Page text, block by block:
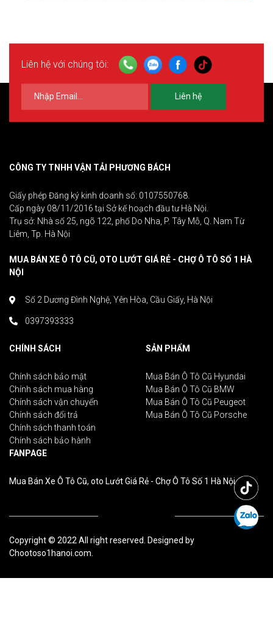
Liên hệ với chúng tôi:
Liên hệ
CÔNG TY TNHH VẬN TẢI PHƯƠNG BÁCH
Giấy phép Đăng ký kinh doanh số: 0107550768.
Cấp ngày 08/11/2016 tại Sở kế hoạch đầu tư Hà Nội.
Trụ sở: Nhà số 25, ngõ 122, phố Do Nha, P. Tây Mỗ, Q. Nam Từ
Liêm, Tp. Hà Nội
MUA BÁN XE Ô TÔ CŨ, OTO LƯỚT GIÁ RẺ - CHỢ Ô TÔ SỐ 1 HÀ
NỘI
Số 2 Dương Đình Nghệ, Yên Hòa, Cầu Giấy, Hà Nội
0397393333
CHÍNH SÁCH
Chính sách bảo mật
Chính sách mua hàng
Chính sách vận chuyển
Chính sách đổi trả
Chính sách thanh toán
Chính sách bảo hành
SẢN PHẨM
Mua Bán Ô Tô Cũ Hyundai
Mua Bán Ô Tô Cũ BMW
Mua Bán Ô Tô Cũ Peugeot
Mua Bán Ô Tô Cũ Porsche
FANPAGE
Mua Bán Xe Ô Tô Cũ, oto Lướt Giá Rẻ - Chợ Ô Tô Số 1 Hà Nội
Copyright © 2022 All right reserved. Designed by
Chootoso1hanoi.com.